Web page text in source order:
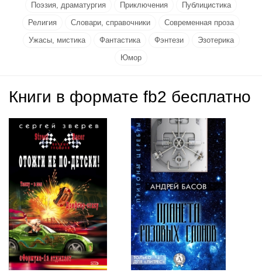
Поэзия, драматургия
Приключения
Публицистика
Религия
Словари, справочники
Современная проза
Ужасы, мистика
Фантастика Фэнтези
Эзотерика
Юмор
Книги в формате fb2 бесплатно